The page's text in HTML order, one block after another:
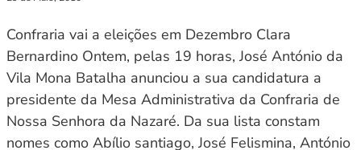
Confraria vai a eleições em Dezembro Clara
Bernardino Ontem, pelas 19 horas, José António da
Vila Mona Batalha anunciou a sua candidatura a
presidente da Mesa Administrativa da Confraria de
Nossa Senhora da Nazaré. Da sua lista constam
nomes como Abílio santiago, José Felismina, António